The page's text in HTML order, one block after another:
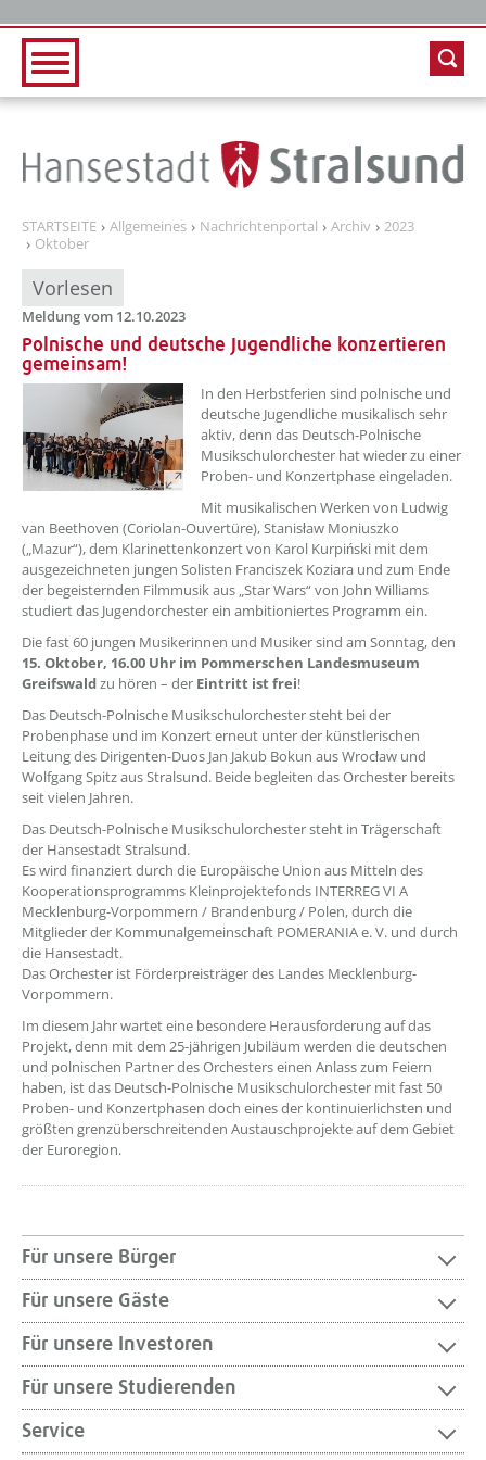
STARTSEITE Allgemeines Nachrichtenportal Archiv
2023
Oktober
Vorlesen
Meldung vom 12.10.2023
Polnische und deutsche Jugendliche konzertieren
gemeinsam!
??? absaetzeOben[1]/titel ???
In den Herbstferien sind polnische und
deutsche Jugendliche musikalisch sehr
aktiv, denn das Deutsch-Polnische
Musikschulorchester hat wieder zu einer
Proben- und Konzertphase eingeladen.
Mit musikalischen Werken von Ludwig
van Beethoven (Coriolan-Ouvertüre), Stanisław Moniuszko
(„Mazur“), dem Klarinettenkonzert von Karol Kurpiński mit dem
ausgezeichneten jungen Solisten Franciszek Koziara und zum Ende
der begeisternden Filmmusik aus „Star Wars“ von John Williams
studiert das Jugendorchester ein ambitioniertes Programm ein.
Die fast 60 jungen Musikerinnen und Musiker sind am Sonntag, den
15. Oktober, 16.00 Uhr im Pommerschen Landesmuseum
Greifswaldzu hören – der Eintritt ist frei!
Das Deutsch-Polnische Musikschulorchester steht bei der
Probenphase und im Konzert erneut unter der künstlerischen
Leitung des Dirigenten-Duos Jan Jakub Bokun aus Wrocław und
Wolfgang Spitz aus Stralsund. Beide begleiten das Orchester bereits
seit vielen Jahren.
Das Deutsch-Polnische Musikschulorchester steht in Trägerschaft
der Hansestadt Stralsund.
Es wird finanziert durch die Europäische Union aus Mitteln des
Kooperationsprogramms Kleinprojektefonds INTERREG VI A
Mecklenburg-Vorpommern / Brandenburg / Polen, durch die
Mitglieder der Kommunalgemeinschaft POMERANIA e. V. und durch
die Hansestadt.
Das Orchester ist Förderpreisträger des Landes Mecklenburg-
Vorpommern.
Im diesem Jahr wartet eine besondere Herausforderung auf das
Projekt, denn mit dem 25-jährigen Jubiläum werden die deutschen
und polnischen Partner des Orchesters einen Anlass zum Feiern
haben, ist das Deutsch-Polnische Musikschulorchester mit fast 50
Proben- und Konzertphasen doch eines der kontinuierlichsten und
größten grenzüberschreitenden Austauschprojekte auf dem Gebiet
der Euroregion.
Für unsere Bürger
Für unsere Gäste
Für unsere Investoren
Für unsere Studierenden
Service